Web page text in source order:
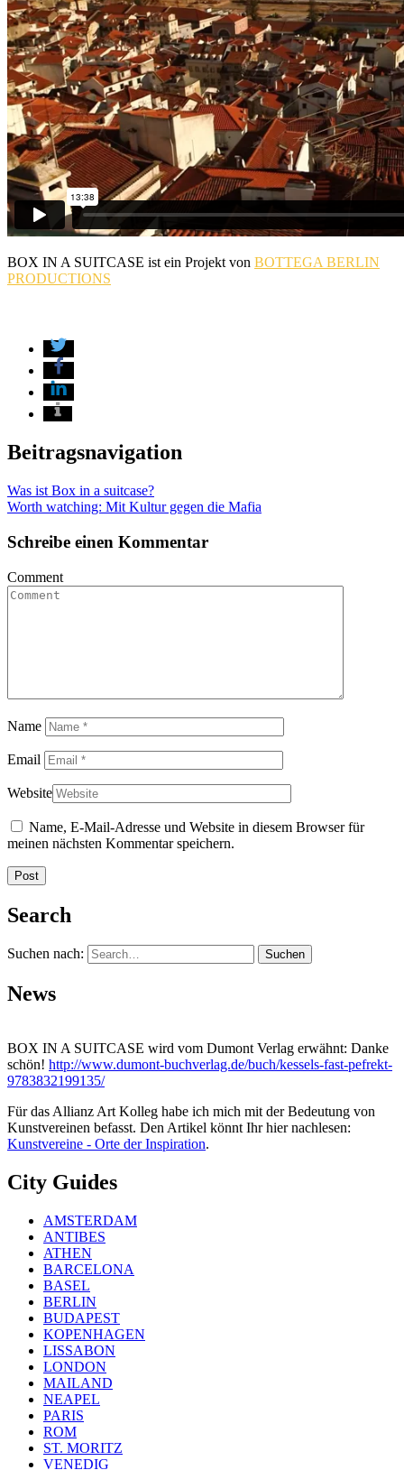
BOX IN A SUITCASE ist ein Projekt von BOTTEGA BERLIN
PRODUCTIONS
Beitragsnavigation
Was ist Box in a suitcase?
Worth watching: Mit Kultur gegen die Mafia
Schreibe einen Kommentar
Comment
Name
Email
Website
Name, E-Mail-Adresse und Website in diesem Browser für
meinen nächsten Kommentar speichern.
Search
Suchen nach:
News
BOX IN A SUITCASE wird vom Dumont Verlag erwähnt: Danke
schön! http://www.dumont-buchverlag.de/buch/kessels-fast-pefrekt-
9783832199135/
Für das Allianz Art Kolleg habe ich mich mit der Bedeutung von
Kunstvereinen befasst. Den Artikel könnt Ihr hier nachlesen:
Kunstvereine - Orte der Inspiration.
City Guides
AMSTERDAM
ANTIBES
ATHEN
BARCELONA
BASEL
BERLIN
BUDAPEST
KOPENHAGEN
LISSABON
LONDON
MAILAND
NEAPEL
PARIS
ROM
ST. MORITZ
VENEDIG